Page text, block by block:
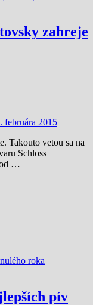
zahreje
februára 2015
Takouto vetou sa na
Schloss
od …
pív